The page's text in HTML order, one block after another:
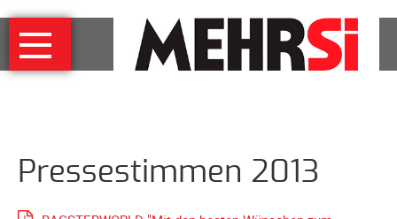
Navigation
überspringen
MEHRSi
Wer
Interview
und
Pressestimmen 2013